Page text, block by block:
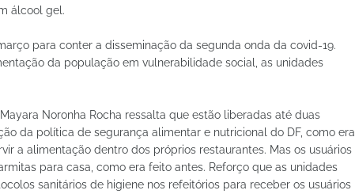
álcool gel.
para conter a disseminação da segunda onda da covid-19.
da população em vulnerabilidade social, as unidades
Noronha Rocha ressalta que estão liberadas até duas
da política de segurança alimentar e nutricional do DF, como era
a alimentação dentro dos próprios restaurantes. Mas os usuários
para casa, como era feito antes. Reforço que as unidades
sanitários de higiene nos refeitórios para receber os usuários